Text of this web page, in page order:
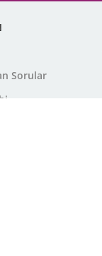
Sorular